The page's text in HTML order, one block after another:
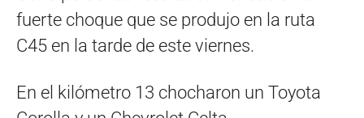
fuerte choque que se produjo en la ruta
C45 en la tarde de este viernes.
En el kilómetro 13 chocharon un Toyota